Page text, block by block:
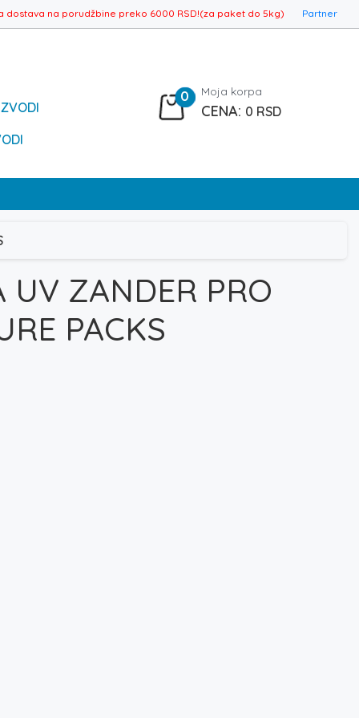
dostava na porudžbine preko 6000 RSD!(za paket do 5kg) Partner
0 Moja korpa
0 RSD
UV ZANDER PRO
PACKS